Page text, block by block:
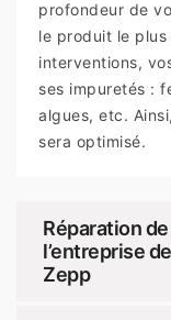
profondeur de
le produit le
interventions,
ses impuretés :
algues, etc.
sera optimisé.
Réparation
l’entreprise
Zepp